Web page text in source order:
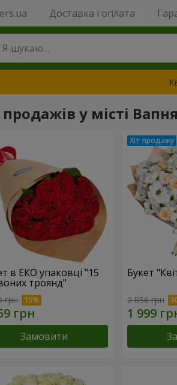
Доставка і оплата
продажів у місті
в ЕКО упаковці "15
троянд"
грн
Замовити
Букет
2 856 грн